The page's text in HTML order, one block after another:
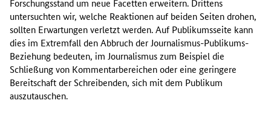
Forschungsstand um neue Facetten erweitern. Drittens
untersuchten wir, welche Reaktionen auf beiden Seiten drohen,
sollten Erwartungen verletzt werden. Auf Publikumsseite kann
dies im Extremfall den Abbruch der Journalismus-Publikums-
Beziehung bedeuten, im Journalismus zum Beispiel die
Schließung von Kommentarbereichen oder eine geringere
Bereitschaft der Schreibenden, sich mit dem Publikum
auszutauschen.